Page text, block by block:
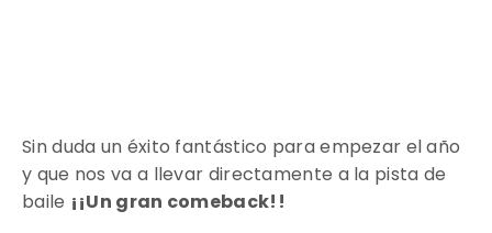
Sin duda un éxito fantástico para empezar el año
y que nos va a llevar directamente a la pista de
baile ¡¡Un gran comeback!!